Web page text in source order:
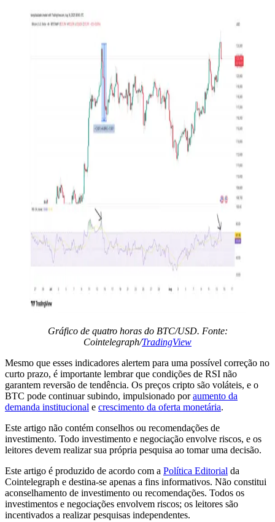
Gráfico de quatro horas do BTC/USD. Fonte:
Cointelegraph/TradingView
Mesmo que esses indicadores alertem para uma possível correção no
curto prazo, é importante lembrar que condições de RSI não
garantem reversão de tendência. Os preços cripto são voláteis, e o
BTC pode continuar subindo, impulsionado poraumento da
demanda institucional e crescimento da oferta monetária.
Este artigo não contém conselhos ou recomendações de
investimento. Todo investimento e negociação envolve riscos, e os
leitores devem realizar sua própria pesquisa ao tomar uma decisão.
Este artigo é produzido de acordo com a Política Editorial da
Cointelegraph e destina-se apenas a fins informativos. Não constitui
aconselhamento de investimento ou recomendações. Todos os
investimentos e negociações envolvem riscos; os leitores são
incentivados a realizar pesquisas independentes.